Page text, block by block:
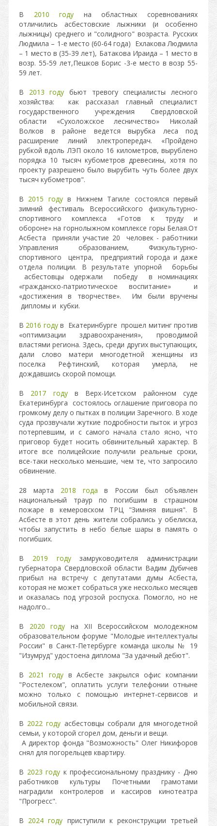
В 2010 году на областных соревнованиях
отличились асбестовские лыжники (и особенно
лыжницы) среднего и "солидного" возраста. Русских
Людмила – 1-е место (60-64 года) Ехлакова Людмила
– 1 место в (35-39 лет), Батакова Ираида – 1 место в
возр. 55-59 лет,Пешков Борис -3-е место в возр 55-
59 лет.
В 2013 году бьют тревогу специалисты лесного
хозяйства: как рассказал главный специалист
государственного учреждения Свердловской
области «Сухоложское лесничество» Николай
Волков в районе ведется вырубка леса под
расширение линий электропередач. «Пройдено
рубкой вдоль ЛЭП около 16 километров, вырублено
порядка 10 тысяч кубометров древесины, хотя по
проекту разрешено было вырубить чуть более двух
тысяч кубометров".
В 2015 годув Нижнем Тагиле состоялся первый
зимний фестиваль Всероссийского физкультурно-
спортивного комплекса «Готов к труду и
обороне» на горнолыжном комплексе горы Белая.От
Асбеста приняли участие 20 человек - работники
Управления образованием, Физкультурно-
спортивного центра, предприятий города и даже
отдела полиции. В результате упорной борьбы
асбестовцы одержали победу в номинациях
«гражданско-патриотическое воспитание» и
«достижения в творчестве». Им были вручены
дипломы и кубки.
В 2016 годув Екатеринбурге прошел митинг против
«оптимизации здравоохранения», проводимой
властями региона. Здесь, среди других выступающих,
дали слово матери многодетной женщины из
поселка Рефтинский, которая умерла, не
дождавшись скорой помощи.
В 2017 годув Верх-Исетском районном суде
Екатеринбурга состоялось оглашение приговора по
громкому делу о пытках в полиции Заречного. В ходе
суда прозвучали жуткие подробности пыток и угроз
потерпевшим, и с самого начала стало ясно, что
приговор будет носить обвинительный характер. В
итоге все полицейские получили реальные сроки,
все-таки несколько меньшие, чем те, что запросило
обвинение.
28 марта 2018 года в России был объявлен
национальный траур по погибшим в страшном
пожаре в кемеровском ТРЦ "Зимняя вишня". В
Асбесте в этот день жители собрались у обелиска,
чтобы запустить в небо белые шары в память о
погибших.
В 2019 годузамруководителя администрации
губернатора Свердловской области Вадим Дубичев
прибыл на встречу с депутатами думы Асбеста,
которая не может собраться уже несколько месяцев
и оказалась под угрозой роспуска. Помогло, но не
надолго...
В 2020 году на XII Всероссийском молодежном
образовательном форуме "Молодые интеллектуалы
России" в Санкт-Петербурге команда школы № 19
"Изумруд" удостоена диплома "За удачный дебют".
В 2021 годув Асбесте закрылся офис компании
"Ростелеком", оплатить услуги телефонии отныне
можно только с помощью интернет-сервисов и
мобильной связи.
В 2022 году асбестовцы собрали для многодетной
семьи, у которой сгорел дом, деньги и вещи.
А директор фонда "Возможность" Олег Никифоров
снял для погорельцев квартиру.
В 2023 году к профессиональному празднику - Дню
работников культуры Почетными грамотами
наградили контролеров и кассиров кинотеатра
"Прогресс".
В 2024 году приступили к реконструкции третьей